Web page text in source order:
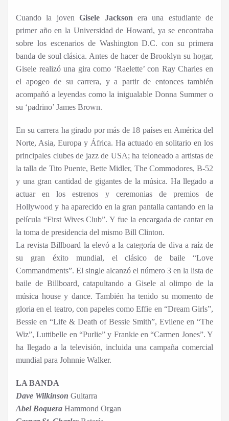
Cuando la jovenGisele Jackson era una estudiante de
primer año en la Universidad de Howard, ya se encontraba
sobre los escenarios de Washington D.C. con su primera
banda de soul clásica. Antes de hacer de Brooklyn su hogar,
Gisele realizó una gira como ‘Raelette’ con Ray Charles en
el apogeo de su carrera, y a partir de entonces también
acompañó a leyendas como la inigualable Donna Summer o
su ‘padrino’ James Brown.
En su carrera ha girado por más de 18 países en América del
Norte, Asia, Europa y África. Ha actuado en solitario en los
principales clubes de jazz de USA; ha teloneado a artistas de
la talla de Tito Puente, Bette Midler, The Commodores, B-52
y una gran cantidad de gigantes de la música. Ha llegado a
actuar en los estrenos y ceremonias de premios de
Hollywood y ha aparecido en la gran pantalla cantando en la
película “First Wives Club”. Y fue la encargada de cantar en
la toma de presidencia del mismo Bill Clinton.
La revista Billboard la elevó a la categoría de diva a raíz de
su gran éxito mundial, el clásico de baile “Love
Commandments”. El single alcanzó el número 3 en la lista de
baile de Billboard, catapultando a Gisele al olimpo de la
música house y dance. También ha tenido su momento de
gloria en el teatro, con papeles como Effie en “Dream Girls”,
Bessie en “Life & Death of Bessie Smith”, Evilene en “The
Wiz”, Luttibelle en “Purlie” y Frankie en “Carmen Jones”. Y
ha llegado a la televisión, incluida una campaña comercial
mundial para Johnnie Walker.
LA BANDA
Dave Wilkinson Guitarra
Abel Boquera Hammond Organ